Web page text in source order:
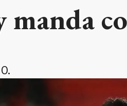
manda